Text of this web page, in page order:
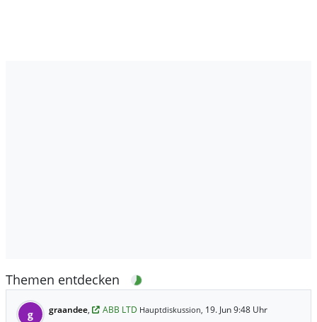
Themen entdecken
g graandee, ABB LTD Hauptdiskussion, 19. Jun 9:48 Uhr